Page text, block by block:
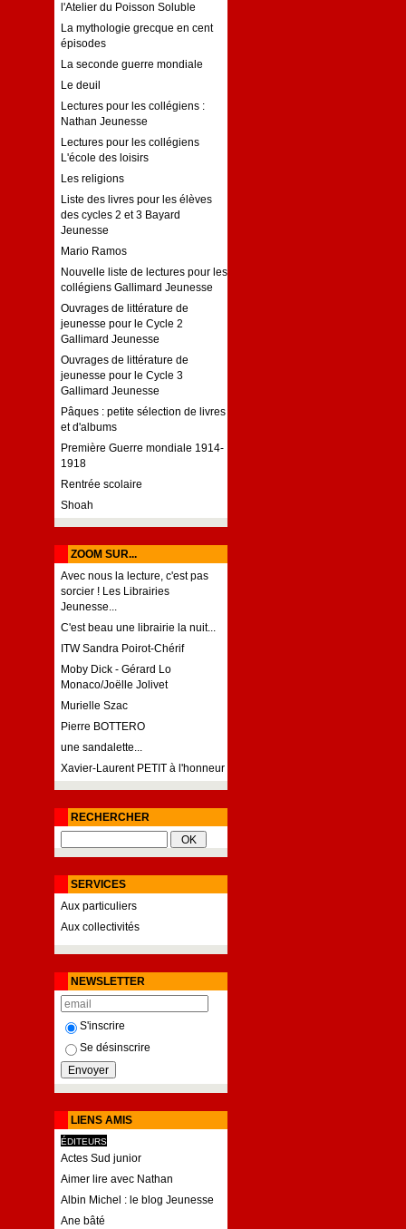
l'Atelier du Poisson Soluble
La mythologie grecque en cent
épisodes
La seconde guerre mondiale
Le deuil
Lectures pour les collégiens :
Nathan Jeunesse
Lectures pour les collégiens
L'école des loisirs
Les religions
Liste des livres pour les élèves
des cycles 2 et 3 Bayard
Jeunesse
Mario Ramos
Nouvelle liste de lectures pour les
collégiens Gallimard Jeunesse
Ouvrages de littérature de
jeunesse pour le Cycle 2
Gallimard Jeunesse
Ouvrages de littérature de
jeunesse pour le Cycle 3
Gallimard Jeunesse
Pâques : petite sélection de livres
et d'albums
Première Guerre mondiale 1914-
1918
Rentrée scolaire
Shoah
ZOOM SUR...
Avec nous la lecture, c'est pas
sorcier ! Les Librairies
Jeunesse...
C'est beau une librairie la nuit...
ITW Sandra Poirot-Chérif
Moby Dick - Gérard Lo
Monaco/Joëlle Jolivet
Murielle Szac
Pierre BOTTERO
une sandalette...
Xavier-Laurent PETIT à l'honneur
RECHERCHER
SERVICES
Aux particuliers
Aux collectivités
NEWSLETTER
S'inscrire
Se désinscrire
LIENS AMIS
ÉDITEURS
Actes Sud junior
Aimer lire avec Nathan
Albin Michel : le blog Jeunesse
Ane bâté